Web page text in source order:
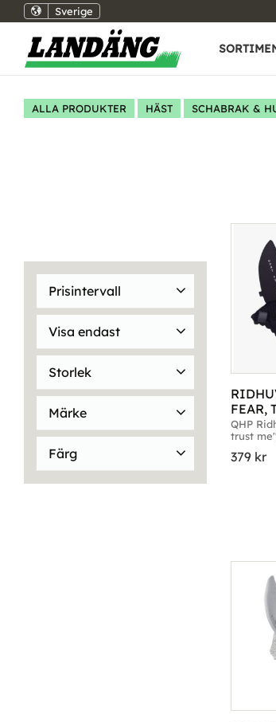
Sverige
ALLA PRODUKTER HÄST SCHABRAK &
Prisintervall
89 799
Visa endast
Finns i lager 38
Storlek
Cob 10 Full
36
Mini-Shetland
Märke
BR
1
Brands of Q
Eldorado
1
Färg
FEAR,
SVART
QHP
trust
379 kr